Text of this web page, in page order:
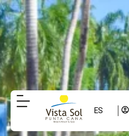
ES